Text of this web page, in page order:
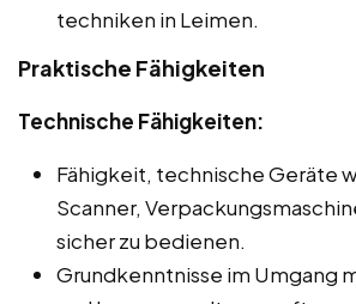
techniken in Leimen.
Praktische Fähigkeiten
Technische Fähigkeiten:
Fähigkeit, technische Geräte
Scanner,
sicher zu bedienen.
Grundkenntnisse im Umgang